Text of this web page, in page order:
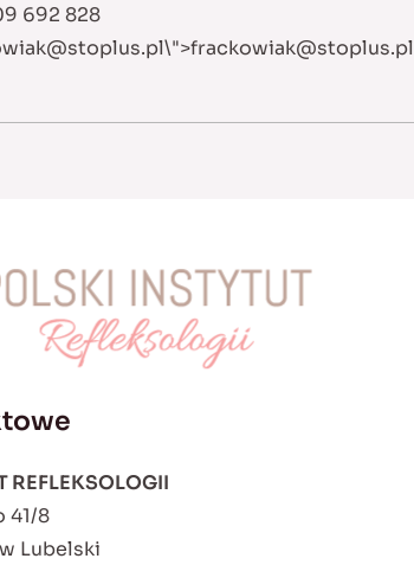
692 828
\">frackowiak@stoplus.pl
REFLEKSOLOGII
41/8
Lubelski